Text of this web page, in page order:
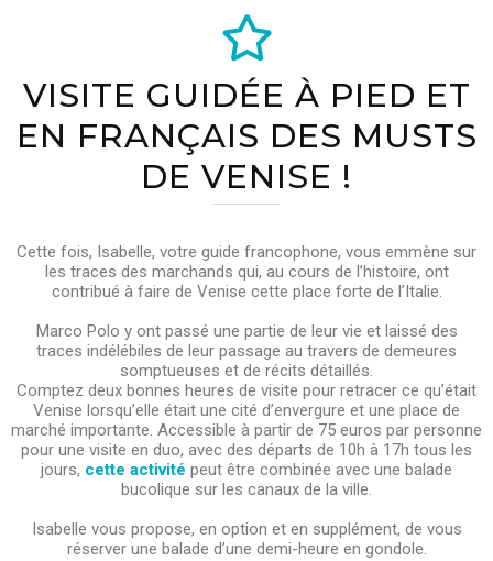
VISITE GUIDÉE À PIED ET
EN FRANÇAIS DES MUSTS
DE VENISE !
Cette fois, Isabelle, votre guide francophone, vous emmène sur
les traces des marchands qui, au cours de l’histoire, ont
contribué à faire de Venise cette place forte de l’Italie.
Marco Polo y ont passé une partie de leur vie et laissé des
traces indélébiles de leur passage au travers de demeures
somptueuses et de récits détaillés.
Comptez deux bonnes heures de visite pour retracer ce qu’était
Venise lorsqu’elle était une cité d’envergure et une place de
marché importante. Accessible à partir de 75 euros par personne
pour une visite en duo, avec des départs de 10h à 17h tous les
jours, cette activité peut être combinée avec une balade
bucolique sur les canaux de la ville.
Isabelle vous propose, en option et en supplément, de vous
réserver une balade d’une demi-heure en gondole.